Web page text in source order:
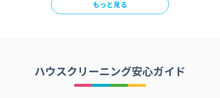
もっと見る
ハウスクリーニング安心ガイド